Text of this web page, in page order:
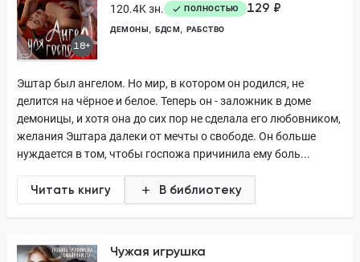
18+
120.4K зн.
ПОЛНОСТЬЮ 129 ₽
ДЕМОНЫ БДСМ РАБСТВО
Эштар был ангелом. Но мир, в котором он родился, не
делится на чёрное и белое. Теперь он - заложник в доме
демоницы, и хотя она до сих пор не сделала его любовником,
желания Эштара далеки от мечты о свободе. Он больше
нуждается в том, чтобы госпожа причинила ему боль...
Читать книгу В библиотеку
Чужая игрушка